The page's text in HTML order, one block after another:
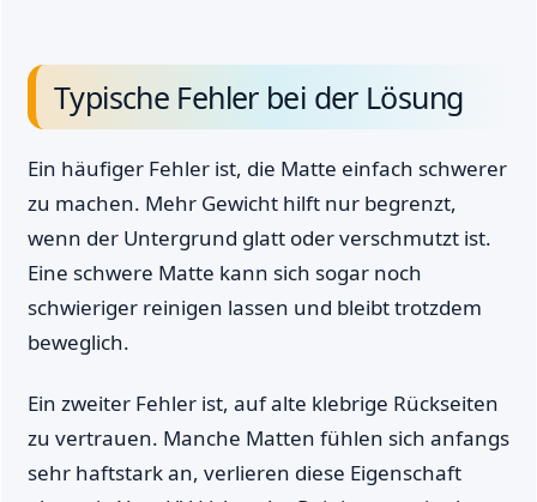
Typische Fehler bei der Lösung
Ein häufiger Fehler ist, die Matte einfach schwerer
zu machen. Mehr Gewicht hilft nur begrenzt,
wenn der Untergrund glatt oder verschmutzt ist.
Eine schwere Matte kann sich sogar noch
schwieriger reinigen lassen und bleibt trotzdem
beweglich.
Ein zweiter Fehler ist, auf alte klebrige Rückseiten
zu vertrauen. Manche Matten fühlen sich anfangs
sehr haftstark an, verlieren diese Eigenschaft